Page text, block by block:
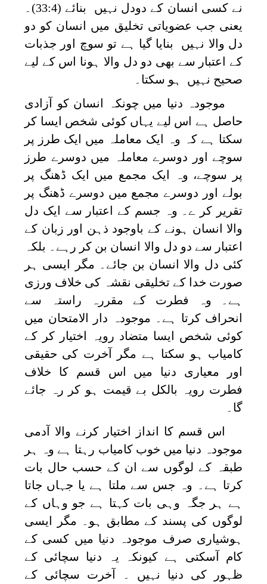
نے کسی انسان کے دودل نہیں بنائے (33:4)۔
یعنی جب عضویاتی تخلیق میں انسان کو دو
دل والا نہیں بنایا گیا ہے تو سوچ اور جذبات
کے اعتبار سے بھی دو دل والا ہونا اس کے لیے
صحیح نہیں ہو سکتا۔
موجودہ دنیا میں چونکہ انسان کو آزادی
حاصل ہے اس لیے یہاں کوئی شخص ایسا کر
سکتا ہے کہ وہ ایک معاملہ میں ایک طرز پر
سوچے اور دوسرے معاملہ میں دوسرے طرز
پر سوچے، وہ ایک مجمع میں ایک ڈھنگ پر
بولے اور دوسرے مجمع میں دوسرے ڈھنگ پر
تقریر کر ے۔ وہ جسم کے اعتبار سے ایک دل
والا انسان ہونے کے باوجود ذہن اور زبان کے
اعتبار سے دو دل والا انسان بن کر رہے۔ بلکہ
کئی دل والا انسان بن جائے۔ مگر ایسی ہر
صورت خدا کے تخلیقی نقشہ کی خلاف ورزی
ہے۔ وہ فطرت کے مقررہ راستہ سے
انحراف کرتا ہے۔ موجودہ دار الامتحان میں
کوئی شخص ایسا متضاد رویہ اختیار کر کے
کامیاب ہو سکتا ہے مگر آخرت کی حقیقی
اور معیاری دنیا میں اس قسم کا خلاف
فطرت رویہ بالکل بے قیمت ہو کر رہ جائے
گا۔
اس قسم کا انداز اختیار کرنے والا آدمی
موجودہ دنیا میں خوب کامیاب رہتا ہے وہ ہر
طبقہ کے لوگوں سے ان کے حسب حال بات
کرتا ہے۔ وہ جس سے ملتا ہے یا جہاں جاتا
ہے ہر جگہ وہی بات کہتا ہے جو وہاں کے
لوگوں کی پسند کے مطابق ہو۔ مگر ایسی
ہوشیاری صرف موجودہ دنیا میں کسی کے
کام آسکتی ہے کیونکہ یہ دنیا سچائی کے
ظہور کی دنیا نہیں ۔ آخرت سچائی کے